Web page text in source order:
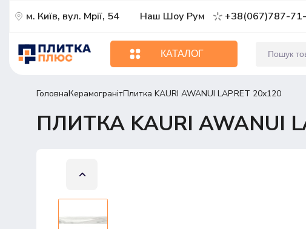
м. Київ, вул. Мрії, 54 Наш Шоу Рум +38(067)787-
КАТАЛОГ
ГоловнаКерамогранітПлитка KAURI AWANUI LAP.RET 20х120
ПЛИТКА KAURI AWANUI